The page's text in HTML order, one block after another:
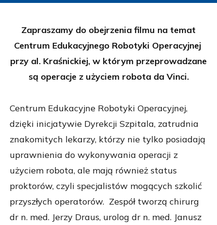
Zapraszamy do obejrzenia filmu na temat
Centrum Edukacyjnego Robotyki Operacyjnej
przy al. Kraśnickiej, w którym przeprowadzane
są operacje z użyciem robota da Vinci.
Centrum Edukacyjne Robotyki Operacyjnej,
dzięki inicjatywie Dyrekcji Szpitala, zatrudnia
znakomitych lekarzy, którzy nie tylko posiadają
uprawnienia do wykonywania operacji z
użyciem robota, ale mają również status
proktorów, czyli specjalistów mogących szkolić
przyszłych operatorów. Zespół tworzą chirurg
dr n. med. Jerzy Draus, urolog dr n. med. Janusz